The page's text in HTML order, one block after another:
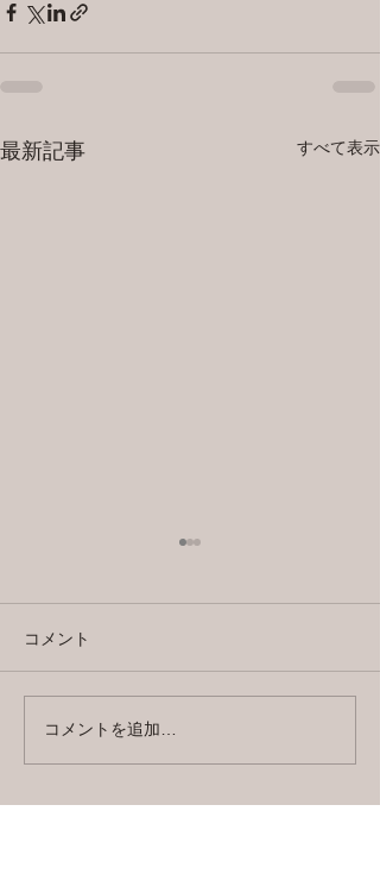
最新記事 すべて表示
目から鱗
コメント
コメントを追加…